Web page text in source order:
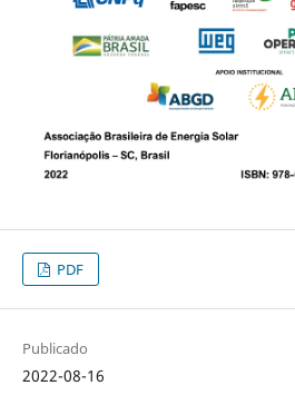
PDF
Publicado
2022-08-16